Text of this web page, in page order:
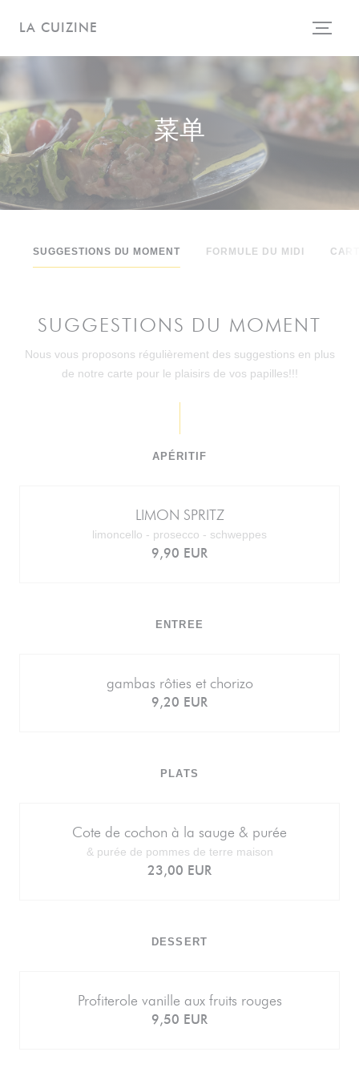
LA CUIZINE
菜单
SUGGESTIONS DU MOMENT FORMULE DU MIDI
SUGGESTIONS DU MOMENT
Nous vous proposons régulièrement des suggestions en plus
de notre carte pour le plaisirs de vos papilles!!!
APÉRITIF
LIMON SPRITZ
limoncello - prosecco - schweppes
9,90 EUR
ENTREE
gambas rôties et chorizo
9,20 EUR
PLATS
Cote de cochon à la sauge & purée
& purée de pommes de terre maison
23,00 EUR
DESSERT
Profiterole vanille aux fruits rouges
9,50 EUR